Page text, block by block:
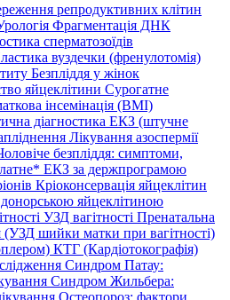
репродуктивних клітин
Фрагментація ДНК
сперматозоїдів
вуздечки (френулотомія)
Безпліддя у жінок
яйцеклітини Сурогатне
інсемінація (ВМІ)
діагностика ЕКЗ (штучне
Лікування азоспермії
безпліддя: симптоми,
ЕКЗ за держпрограмою
Кріоконсервація яйцеклітин
яйцеклітиною
УЗД вагітності Пренатальна
(УЗД шийки матки при вагітності)
КТГ (Кардіотокографія)
Синдром Патау:
Синдром Жильбера:
Остеопороз: фактори